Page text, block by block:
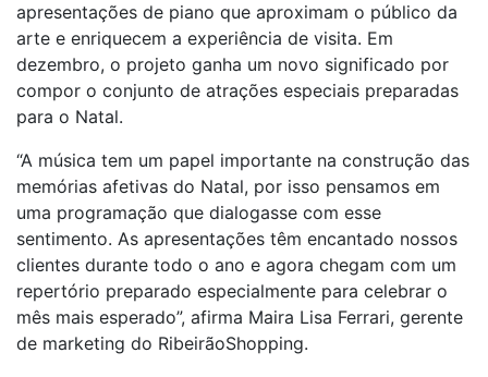
apresentações de piano que aproximam o público da
arte e enriquecem a experiência de visita. Em
dezembro, o projeto ganha um novo significado por
compor o conjunto de atrações especiais preparadas
para o Natal.
“A música tem um papel importante na construção das
memórias afetivas do Natal, por isso pensamos em
uma programação que dialogasse com esse
sentimento. As apresentações têm encantado nossos
clientes durante todo o ano e agora chegam com um
repertório preparado especialmente para celebrar o
mês mais esperado”, afirma Maira Lisa Ferrari, gerente
de marketing do RibeirãoShopping.